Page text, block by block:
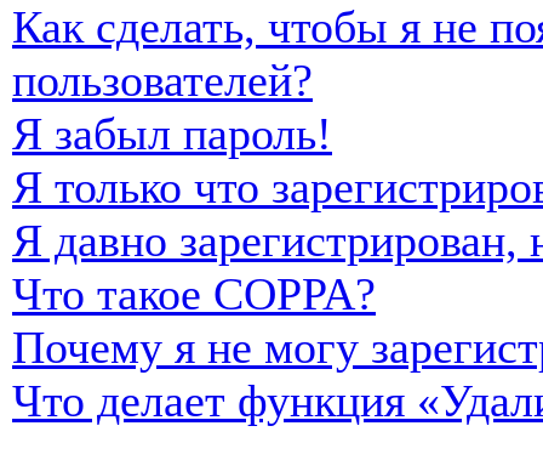
Как сделать, чтобы я не
пользователей?
Я забыл пароль!
Я только что
Я давно
Что такое COPPA?
Почему я не могу
Что делает функция